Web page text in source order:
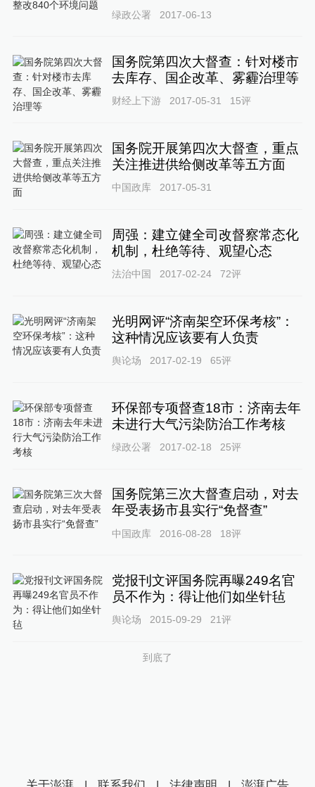
绿政公署 2017-06-13
国务院第四次大督查：针对楼市
去库存、国企改革、雾霾治理等
财经上下游 2017-05-31 15评
国务院开展第四次大督查，重点
关注推进供给侧改革等五方面
中国政库 2017-05-31
周强：建立健全司改督察常态化
机制，杜绝等待、观望心态
法治中国 2017-02-24 72评
光明网评“济南架空环保考核”：
这种情况应该要有人负责
舆论场 2017-02-19 65评
环保部专项督查18市：济南去年
未进行大气污染防治工作考核
绿政公署 2017-02-18 25评
国务院第三次大督查启动，对去
年受表扬市县实行“免督查”
中国政库 2016-08-28 18评
党报刊文评国务院再曝249名官
员不作为：得让他们如坐针毡
舆论场 2015-09-29 21评
到底了